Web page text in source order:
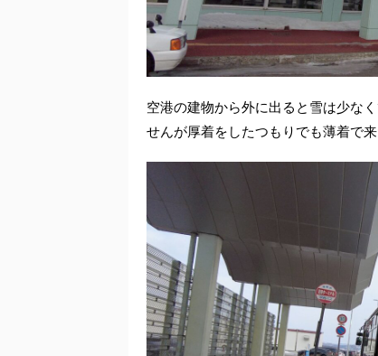
空港の建物から外に出ると雪は少な
せんが厚着をしたつもりでも薄着で